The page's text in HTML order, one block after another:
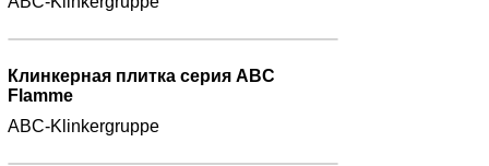
Клинкерная плитка серия ABC
Flamme
ABC-Klinkergruppe